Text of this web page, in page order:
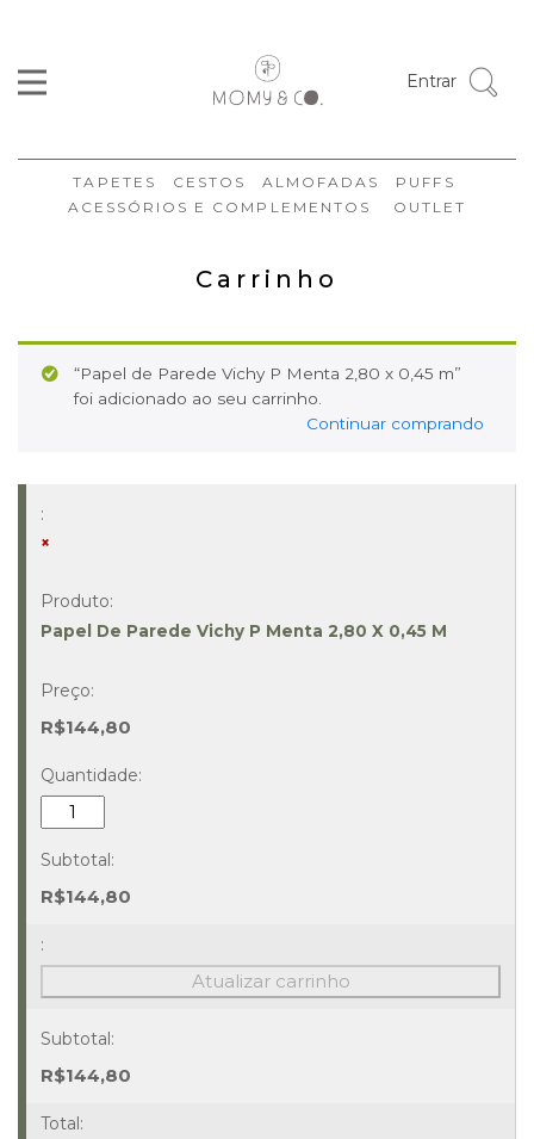
Entrar
TAPETES CESTOS ALMOFADAS
PUFFS
ACESSÓRIOS E COMPLEMENTOS
OUTLET
Carrinho
“Papel de Parede Vichy P Menta 2,80 x 0,45 m”
foi adicionado ao seu carrinho.
Continuar comprando
×
Papel De Parede Vichy P Menta 2,80 X 0,45 M
R$144,80
Papel
De
Parede
Vichy
Menta
2,80
M
Quantidade
R$144,80
Atualizar carrinho
R$144,80